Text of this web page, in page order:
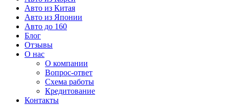
Авто из Китая
Авто из Японии
Авто до 160
Блог
Отзывы
О нас
О компании
Вопрос-ответ
Схема работы
Кредитование
Контакты